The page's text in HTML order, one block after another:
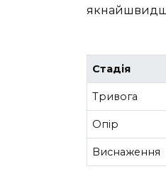
Стадія
Тривога
Опір
Виснаження